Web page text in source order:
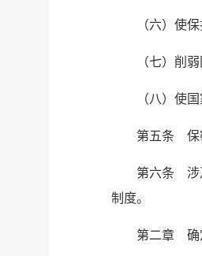
（六）使
（七）削
（八）使
第五条 保
第六条 涉
制度。
第二章 确